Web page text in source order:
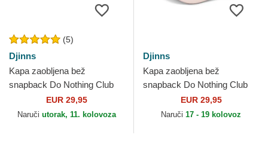
(5)
Djinns
Kapa zaobljena bež
snapback Do Nothing Club
HFT DNC Sloth Djinns
EUR 29,95
Naruči utorak, 11. kolovoza
Djinns
Kapa zaobljena bež
snapback Do Nothing Club
HFT DNC 30th Djinns
EUR 29,95
Naruči 17 - 19 kolovoz